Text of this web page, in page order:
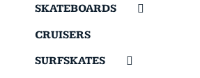
SKATEBOARDS
CRUISERS
SURFSKATES